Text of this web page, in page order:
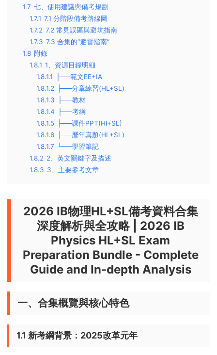
1.7 七、使用建議與備考規劃
1.7.1 7.1 分階段備考路線圖
1.7.2 7.2 常見誤區與避坑指南
1.7.3 7.3 合集的“避雷指南”
1.8 附錄
1.8.1 1、資源目錄明細
1.8.1.1
├──範文EE+IA
1.8.1.2
├──分章練習(HL+SL)
1.8.1.3
├──教材
1.8.1.4
├──考綱
1.8.1.5
├──課件PPT(Hl+SL)
1.8.1.6
├──曆年真題(HL+SL)
1.8.1.7
└──學習筆記
1.8.2 2、英文關鍵字及描述
1.8.3 3、主要參考文章
2026 IB物理HL+SL備考資料合集
深度解析與全攻略| 2026 IB
Physics HL+SL Exam
Preparation Bundle - Complete
Guide and In-depth Analysis
一、合集概覽與核心特色
1.1 新考綱背景：2025改革元年